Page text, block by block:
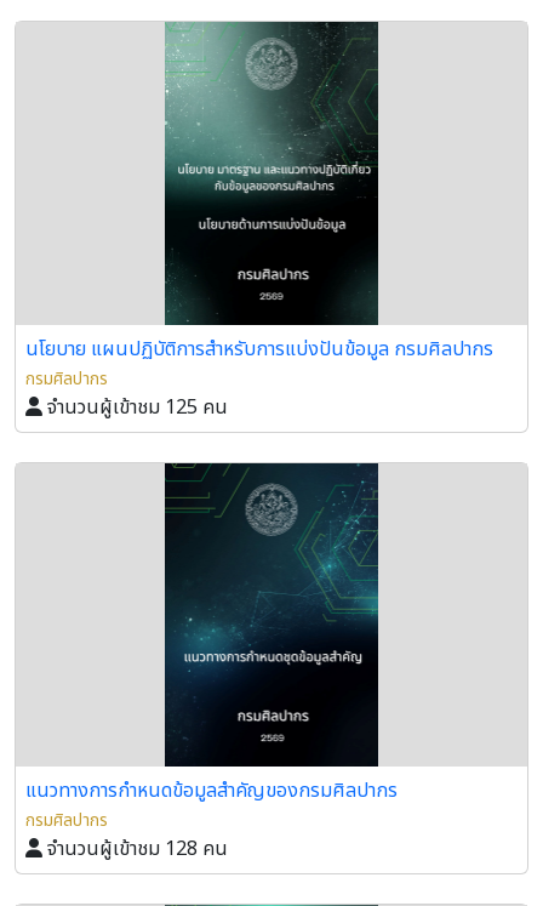
นโยบาย แผนปฏิบัติการสำหรับการแบ่งปันข้อมูล กรมศิลปากร
กรมศิลปากร
จำนวนผู้เข้าชม 125 คน
แนวทางการกำหนดข้อมูลสำคัญของกรมศิลปากร
กรมศิลปากร
จำนวนผู้เข้าชม 128 คน